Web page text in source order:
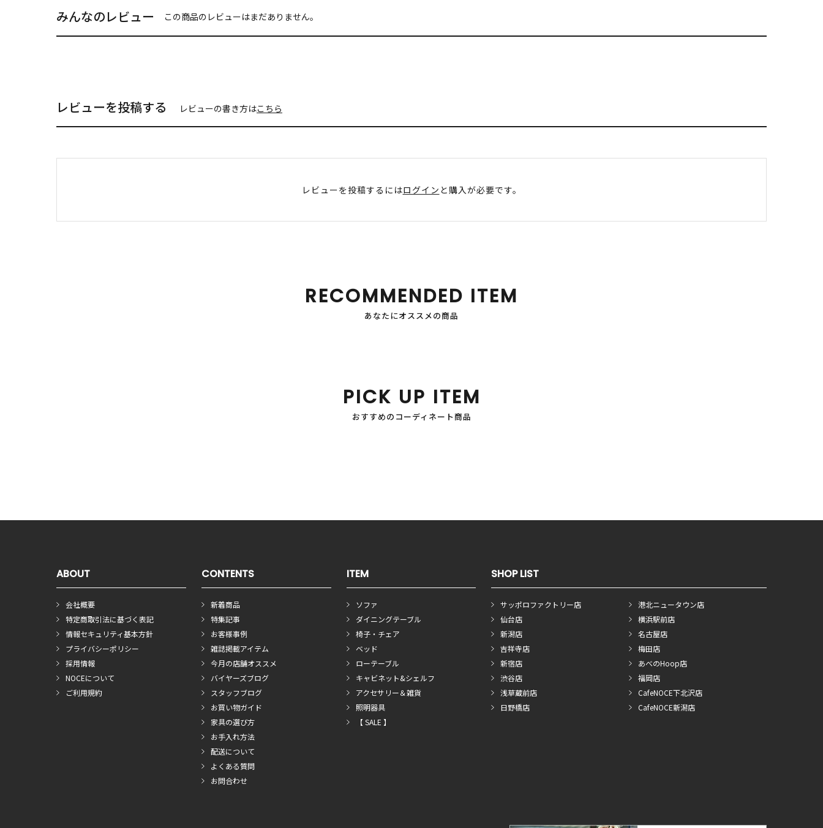
みんなのレビュー この商品のレビューはまだありません。
レビューを投稿する レビューの書き方はこちら
レビューを投稿するにはログイン と購入が必要です。
RECOMMENDED ITEM
あなたにオススメの商品
PICK UP ITEM
おすすめのコーディネート商品
ABOUT
会社概要
特定商取引法に基づく表記
情報セキュリティ基本方針
プライバシーポリシー
採用情報
NOCEについて
ご利用規約
CONTENTS
新着商品
特集記事
お客様事例
雑誌掲載アイテム
今月の店舗オススメ
バイヤーズブログ
スタッフブログ
お買い物ガイド
家具の選び方
お手入れ方法
配送について
よくある質問
お問合わせ
ITEM
ソファ
ダイニングテーブル
椅子・チェア
ベッド
ローテーブル
キャビネット&シェルフ
アクセサリー＆雑貨
照明器具
【 SALE 】
SHOP LIST
サッポロファクトリー店
仙台店
新潟店
吉祥寺店
新宿店
渋谷店
浅草蔵前店
日野橋店
港北ニュータウン店
横浜駅前店
名古屋店
梅田店
あべのHoop店
福岡店
CafeNOCE下北沢店
CafeNOCE新潟店